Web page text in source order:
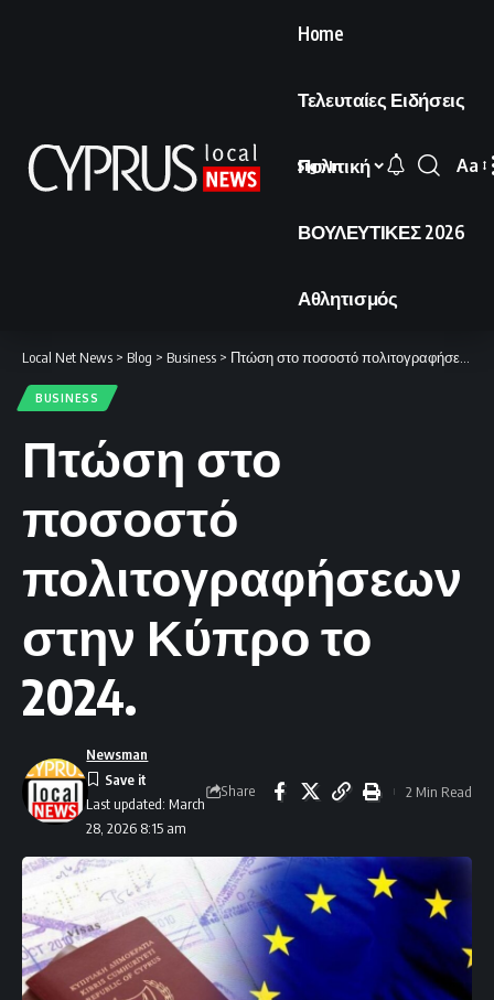
Home
Τελευταίες Ειδήσεις
Πολιτική
ΒΟΥΛΕΥΤΙΚΕΣ 2026
Αθλητισμός
Sign In
Font
Aa
Local Net News > Blog > Business > Πτώση στο ποσοστό πολιτογραφήσεων στην Κύπρο το 2024.
BUSINESS
Πτώση στο
ποσοστό
πολιτογραφήσεων
στην Κύπρο το
2024.
Last updated: March
28, 2026 8:15 am
Newsman
Share 2 Min Read